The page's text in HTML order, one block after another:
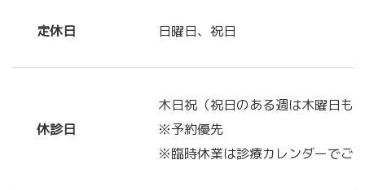
定休日 日曜日、祝日
休診日
木日祝（祝日のある週は木曜日も
※予約優先
※臨時休業は診療カレンダーでご